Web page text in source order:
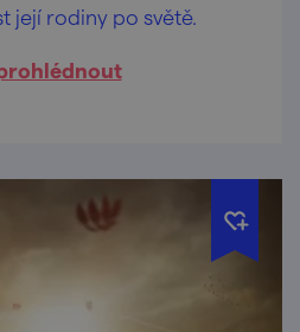
její rodiny po světě.